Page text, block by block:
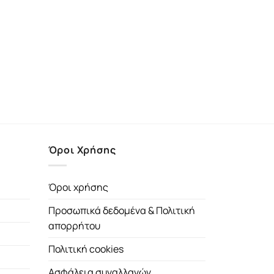
Όροι Χρήσης
Όροι χρήσης
Προσωπικά δεδομένα & Πολιτική
απορρήτου
Πολιτική cookies